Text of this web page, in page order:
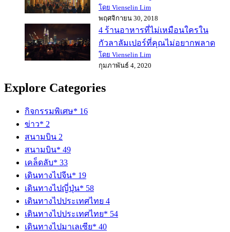
โดย Vienselin Lim
พฤศจิกายน 30, 2018
4 ร้านอาหารที่ไม่เหมือนใครใน
กัวลาลัมเปอร์ที่คุณไม่อยากพลาด
โดย Vienselin Lim
กุมภาพันธ์ 4, 2020
Explore Categories
กิจกรรมพิเศษ* 16
ข่าว* 2
สนามบิน 2
สนามบิน* 49
เคล็ดลับ* 33
เดินทางไปจีน* 19
เดินทางไปญี่ปุ่น* 58
เดินทางไปประเทศไทย 4
เดินทางไปประเทศไทย* 54
เดินทางไปมาเลเซีย* 40